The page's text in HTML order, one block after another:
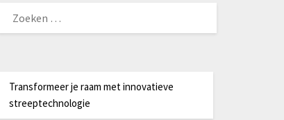
NAAR:
Transformeer je raam met innovatieve
streeptechnologie